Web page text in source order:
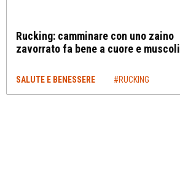
Rucking: camminare con uno zaino
zavorrato fa bene a cuore e muscoli
SALUTE E BENESSERE #RUCKING